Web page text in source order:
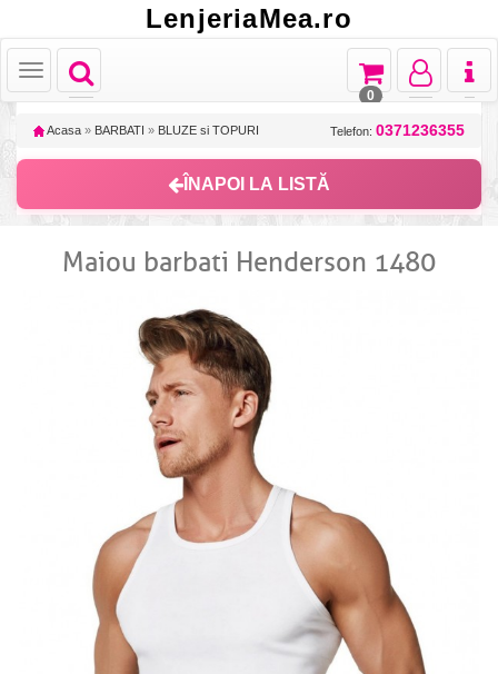
LenjeriaMea.ro
Toggle
navigation
Toggle
Toggle
navigation
Toggle
navigation
Toggle
navigation
0
Acasa » BARBATI » BLUZE si TOPURI Telefon: 0371236355
ÎNAPOI LA LISTĂ
Maiou barbati Henderson 1480